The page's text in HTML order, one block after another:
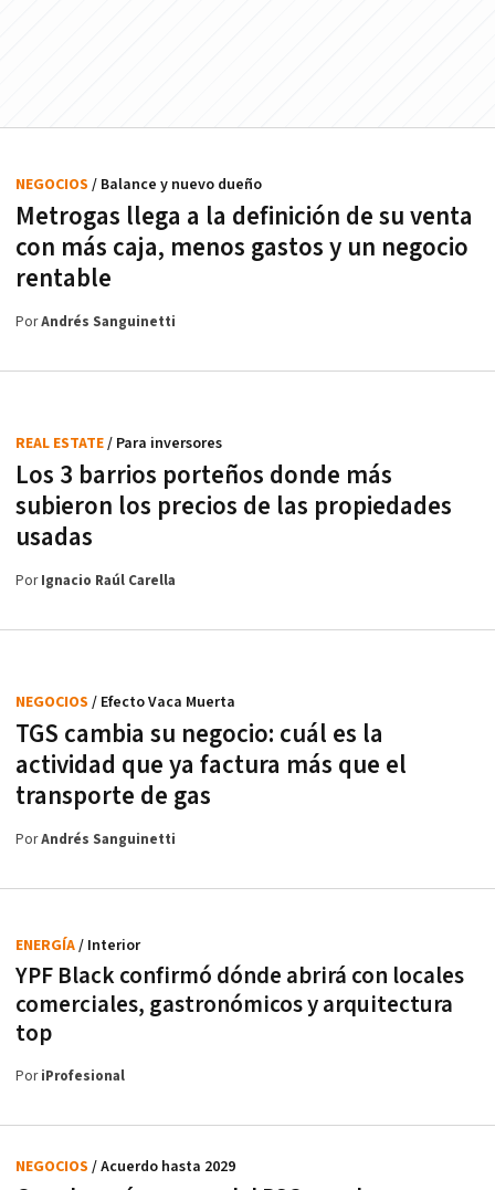
Metrogas llega a la definición de su venta
con más caja, menos gastos y un negocio
rentable
NEGOCIOS / Balance y nuevo dueño
PorAndrés Sanguinetti
Los 3 barrios porteños donde más
subieron los precios de las propiedades
usadas
REAL ESTATE/ Para inversores
PorIgnacio Raúl Carella
TGS cambia su negocio: cuál es la
actividad que ya factura más que el
transporte de gas
NEGOCIOS / Efecto Vaca Muerta
PorAndrés Sanguinetti
YPF Black confirmó dónde abrirá con locales
comerciales, gastronómicos y arquitectura
top
ENERGÍA/ Interior
PoriProfesional
NEGOCIOS / Acuerdo hasta 2029